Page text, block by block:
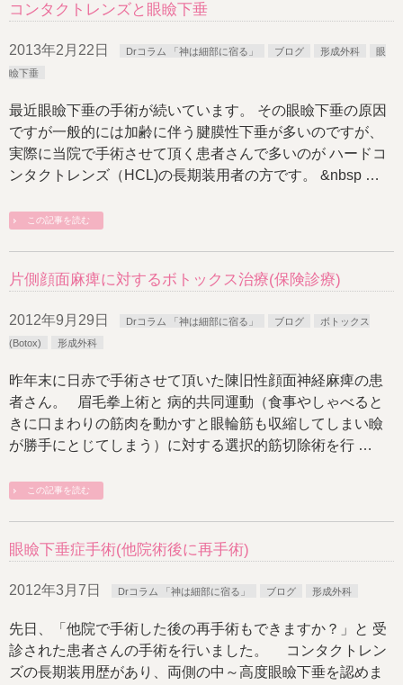
コンタクトレンズと眼瞼下垂
2013年2月22日 Drコラム 「神は細部に宿る」 ブログ 形成外科
眼
瞼下垂
最近眼瞼下垂の手術が続いています。 その眼瞼下垂の原因
ですが一般的には加齢に伴う腱膜性下垂が多いのですが、
実際に当院で手術させて頂く患者さんで多いのが ハードコ
ンタクトレンズ（HCL)の長期装用者の方です。 &nbsp …
この記事を読む
片側顔面麻痺に対するボトックス治療(保険診療)
2012年9月29日 Drコラム 「神は細部に宿る」 ブログ
ボトックス
(Botox)
形成外科
昨年末に日赤で手術させて頂いた陳旧性顔面神経麻痺の患
者さん。 眉毛拳上術と 病的共同運動（食事やしゃべると
きに口まわりの筋肉を動かすと眼輪筋も収縮してしまい瞼
が勝手にとじてしまう）に対する選択的筋切除術を行 …
この記事を読む
眼瞼下垂症手術(他院術後に再手術)
2012年3月7日 Drコラム 「神は細部に宿る」 ブログ 形成外科
先日、「他院で手術した後の再手術もできますか？」と 受
診された患者さんの手術を行いました。 コンタクトレン
ズの長期装用歴があり、両側の中～高度眼瞼下垂を認めま